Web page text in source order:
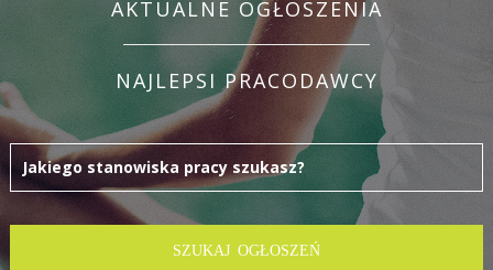
AKTUALNE OGŁOSZENIA
NAJLEPSI PRACODAWCY